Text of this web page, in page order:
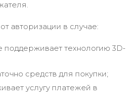
авторизации в случае:
поддерживает технологию 3D-
средств для покупки;
услугу платежей в